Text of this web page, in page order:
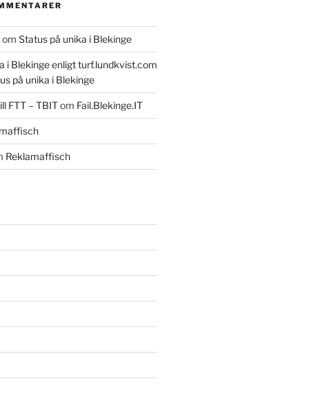
om Status på unika i Blekinge
i Blekinge enligt turf.lundkvist.com
på unika i Blekinge
FTT – TBITom Fail.Blekinge.IT
Reklamaffisch